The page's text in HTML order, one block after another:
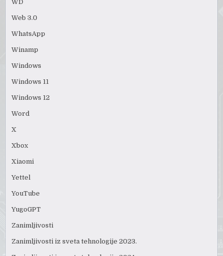
WD
Web 3.0
WhatsApp
Winamp
Windows
Windows 11
Windows 12
Word
X
Xbox
Xiaomi
Yettel
YouTube
YugoGPT
Zanimljivosti
Zanimljivosti iz sveta tehnologije 2023.